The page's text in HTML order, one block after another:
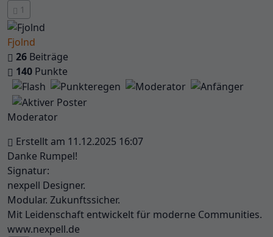
1
Fjolnd
26 Beiträge
140 Punkte
Moderator
Erstellt am 11.12.2025 16:07
Danke Rumpel!
Signatur:
nexpell Designer.
Modular. Zukunftssicher.
Mit Leidenschaft entwickelt für moderne Communities.
www.nexpell.de